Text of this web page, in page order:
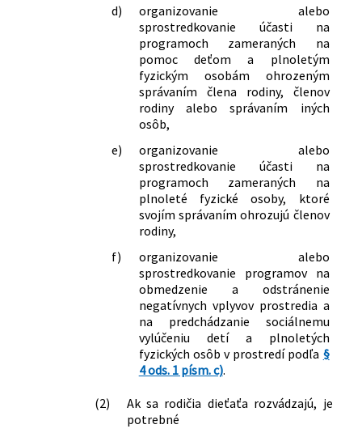
d)
organizovanie alebo
sprostredkovanie účasti na
programoch zameraných na
pomoc deťom a plnoletým
fyzickým osobám ohrozeným
správaním člena rodiny, členov
rodiny alebo správaním iných
osôb,
e)
organizovanie alebo
sprostredkovanie účasti na
programoch zameraných na
plnoleté fyzické osoby, ktoré
svojím správaním ohrozujú členov
rodiny,
f)
organizovanie alebo
sprostredkovanie programov na
obmedzenie a odstránenie
negatívnych vplyvov prostredia a
na predchádzanie sociálnemu
vylúčeniu detí a plnoletých
fyzických osôb v prostredí podľa §
4 ods. 1 písm. c).
(2)
Ak sa rodičia dieťaťa rozvádzajú, je
potrebné